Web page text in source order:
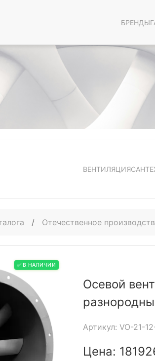
БРЕНДЫ
ВЕНТИЛЯЦИЯ
/ Отечественное
✅ В НАЛИЧИИ
Осевой
Артикул: VO-21-
Цена: